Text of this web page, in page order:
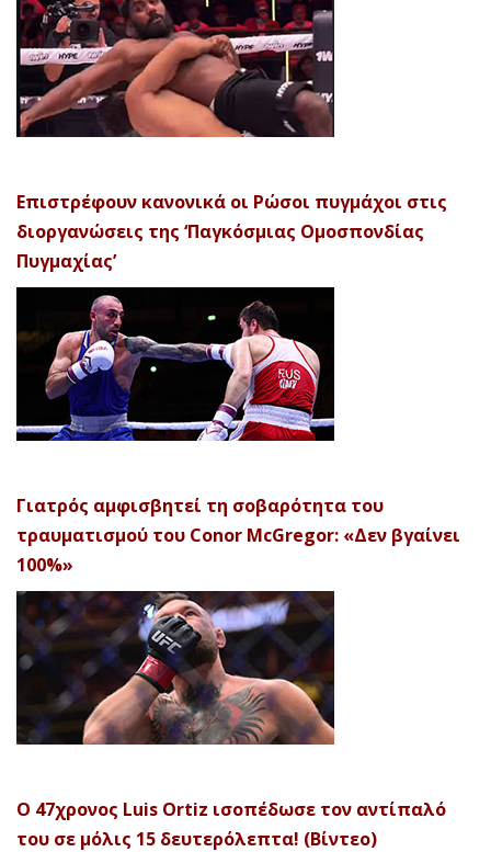
Επιστρέφουν κανονικά οι Ρώσοι πυγμάχοι στις
διοργανώσεις της ‘Παγκόσμιας Ομοσπονδίας
Πυγμαχίας’
Γιατρός αμφισβητεί τη σοβαρότητα του
τραυματισμού του Conor McGregor: «Δεν βγαίνει
100%»
Ο 47χρονος Luis Ortiz ισοπέδωσε τον αντίπαλό
του σε μόλις 15 δευτερόλεπτα! (Βίντεο)